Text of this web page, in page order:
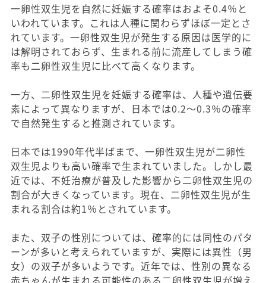
一卵性双生児を自然に妊娠する確率はおよそ0.4％と
いわれています。これは人種に関わらずほぼ一定とさ
れています。一卵性双生児が発生する原因は医学的に
は解明されておらず、生まれる前に流産してしまう確
率も二卵性双生児に比べて高くなります。
一方、二卵性双生児を妊娠する確率は、人種や遺伝要
素によって異なりますが、日本では0.2～0.3％の確率
で自然発生すると推測されています。
日本では1990年代半ばまで、一卵性双生児が二卵性
双生児よりも高い確率で生まれていました。しかし最
近では、不妊治療が普及した影響から二卵性双生児の
割合が大きくなっています。現在、二卵性双生児が生
まれる割合は約1％とされています。
また、双子の性別については、確率的には同性のパタ
ーンが多いと考えられていますが、実際には異性（男
女）の双子が多いようです。近年では、性別の異なる
赤ちゃんが生まれる可能性のある二卵性双生児が増え